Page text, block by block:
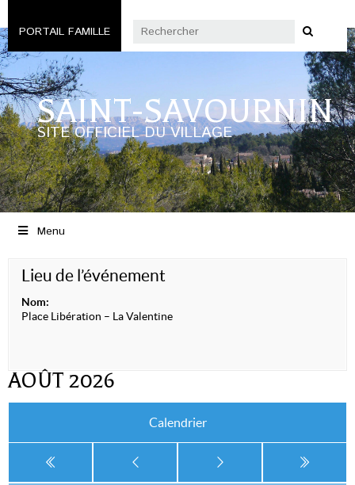
PORTAIL FAMILLE
SAINT-SAVOURNIN
SITE OFFICIEL DU VILLAGE
Menu
Lieu de l’événement
Nom:
Place Libération – La Valentine
AOÛT 2026
Calendrier